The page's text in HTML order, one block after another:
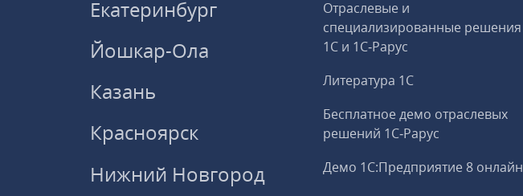
Екатеринбург
Йошкар-Ола
Казань
Красноярск
Нижний Новгород
Отраслевые и
специализированные решения
1С и 1С‑Рарус
Литература 1С
Бесплатное демо отраслевых
решений 1С‑Рарус
Демо 1С:Предприятие 8 онлайн